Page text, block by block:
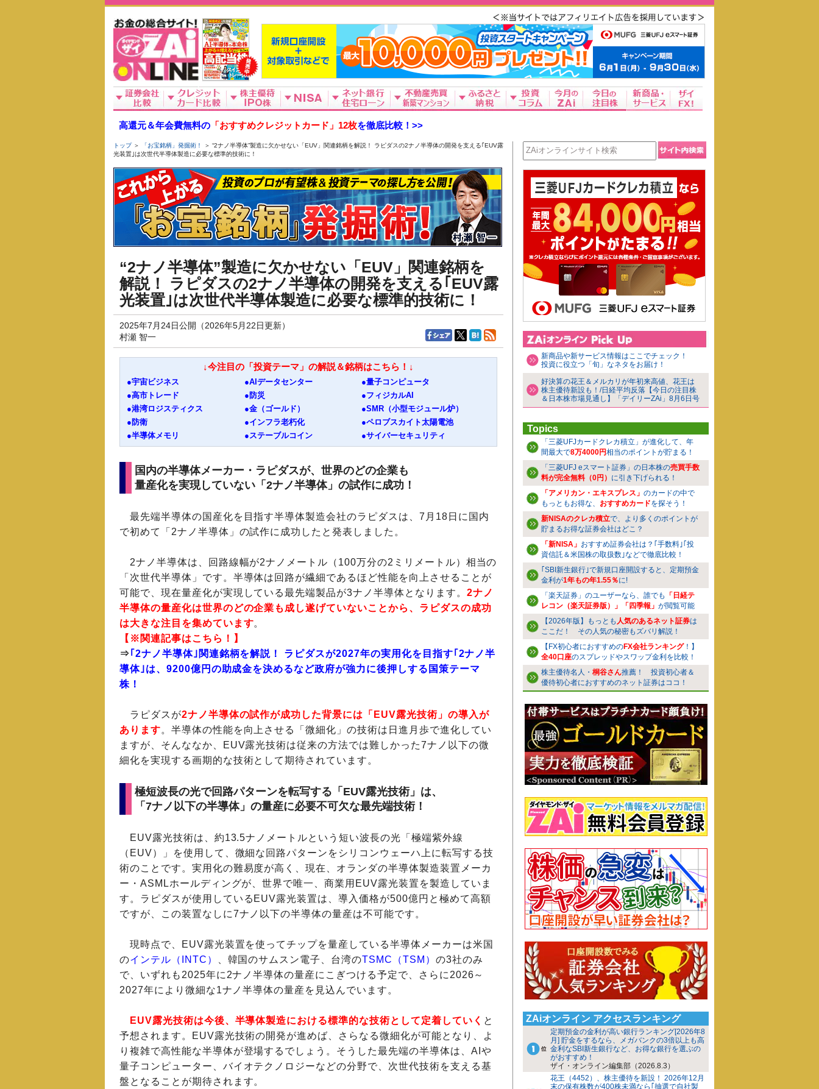
高還元＆年会費無料の 「おすすめクレジットカード」12枚を徹底比較！>>
トップ＞ 「お宝銘柄」発掘術！
＞ “2ナノ半導体”製造に欠かせない「EUV」関連銘柄を解説！ ラピダスの2ナノ半導体の開発を支える｢EUV露
光装置｣は次世代半導体製造に必要な標準的技術に！
“2ナノ半導体”製造に欠かせない「EUV」関連銘柄を
解説！ ラピダスの2ナノ半導体の開発を支える｢EUV露
光装置｣は次世代半導体製造に必要な標準的技術に！
2025年7月24日公開（2026年5月22日更新）
村瀬 智一
↓今注目の「投資テーマ」の解説＆銘柄はこちら！↓
●宇宙ビジネス ●AIデータセンター
●量子コンピュータ
●高市トレード
●防災
●フィジカルAI
●港湾ロジスティクス
●金（ゴールド）
●SMR（小型モジュール炉）
●防衛
●インフラ老朽化
●ペロブスカイト太陽電池
●半導体メモリ
●ステーブルコイン ●サイバーセキュリティ
国内の半導体メーカー・ラピダスが、世界のどの企業も
量産化を実現していない「2ナノ半導体」の試作に成功！
最先端半導体の国産化を目指す半導体製造会社のラピダスは、7月18日に国内
で初めて「2ナノ半導体」の試作に成功したと発表しました。
2ナノ半導体は、回路線幅が2ナノメートル（100万分の2ミリメートル）相当の
「次世代半導体」です。半導体は回路が繊細であるほど性能を向上させることが
可能で、現在量産化が実現している最先端製品が3ナノ半導体となります。 2ナノ
半導体の量産化は世界のどの企業も成し遂げていないことから、ラピダスの成功
は大きな注目を集めています。
【※関連記事はこちら！】
⇒｢2ナノ半導体｣関連銘柄を解説！ ラピダスが2027年の実用化を目指す｢2ナノ半
導体｣は、9200億円の助成金を決めるなど政府が強力に後押しする国策テーマ
株！
ラピダスが2ナノ半導体の試作が成功した背景には「EUV露光技術」の導入が
あります。半導体の性能を向上させる「微細化」の技術は日進月歩で進化してい
ますが、そんななか、EUV露光技術は従来の方法では難しかった7ナノ以下の微
細化を実現する画期的な技術として期待されています。
極短波長の光で回路パターンを転写する「EUV露光技術」は、
「7ナノ以下の半導体」の量産に必要不可欠な最先端技術！
EUV露光技術は、約13.5ナノメートルという短い波長の光「極端紫外線
（EUV）」を使用して、微細な回路パターンをシリコンウェーハ上に転写する技
術のことです。実用化の難易度が高く、現在、オランダの半導体製造装置メーカ
ー・ASMLホールディングが、世界で唯一、商業用EUV露光装置を製造していま
す。ラピダスが使用しているEUV露光装置は、導入価格が500億円と極めて高額
ですが、この装置なしに7ナノ以下の半導体の量産は不可能です。
現時点で、EUV露光装置を使ってチップを量産している半導体メーカーは米国
のインテル（INTC） 、韓国のサムスン電子、台湾のTSMC（TSM） の3社のみ
で、いずれも2025年に2ナノ半導体の量産にこぎつける予定で、さらに2026～
2027年により微細な1ナノ半導体の量産を見込んでいます。
EUV露光技術は今後、半導体製造における標準的な技術として定着していく と
予想されます。EUV露光技術の開発が進めば、さらなる微細化が可能となり、よ
り複雑で高性能な半導体が登場するでしょう。そうした最先端の半導体は、AIや
量子コンピューター、バイオテクノロジーなどの分野で、次世代技術を支える基
盤となることが期待されます。
新商品や新サービス情報はここでチェック！
投資に役立つ「旬」なネタをお届け！
好決算の花王＆メルカリが年初来高値、花王は
株主優待新設も！/日経平均反落【今日の注目株
＆日本株市場見通し】「デイリーZAi」8月6日号
Topics
「三菱UFJカードクレカ積立」が進化して、年
間最大で8万4000円相当のポイントが貯まる！
「三菱UFJ eスマート証券」の日本株の売買手数
料が完全無料（0円） に引き下げられる！
「アメリカン・エキスプレス」 のカードの中で
もっともお得な、 おすすめカードを探そう！
新NISAのクレカ積立で、より多くのポイントが
貯まるお得な証券会社はどこ？
「新NISA」 おすすめ証券会社は？｢手数料｣｢投
資信託＆米国株の取扱数｣などで徹底比較！
｢SBI新生銀行｣で新規口座開設すると、定期預金
金利が1年もの年1.55％に!
「楽天証券」のユーザーなら、誰でも
「日経テ
レコン（楽天証券版）」「四季報」 が閲覧可能
【2026年版】もっとも 人気のあるネット証券は
ここだ！ その人気の秘密もズバリ解説！
【FX初心者におすすめのFX会社ランキング！】
全40口座のスプレッドやスワップ金利を比較！
株主優待名人・ 桐谷さん推薦！ 投資初心者＆
優待初心者におすすめのネット証券はココ！
ZAiオンライン アクセスランキング
定期預金の金利が高い銀行ランキング[2026年8
月] 貯金をするなら、メガバンクの3倍以上も高
金利なSBI新生銀行など、お得な銀行を選ぶの
がおすすめ！
ザイ・オンライン編集部（2026.8.3）
花王（4452）、株主優待を新設！ 2026年12月
末の保有株数が400株未満なら｢抽選で自社製